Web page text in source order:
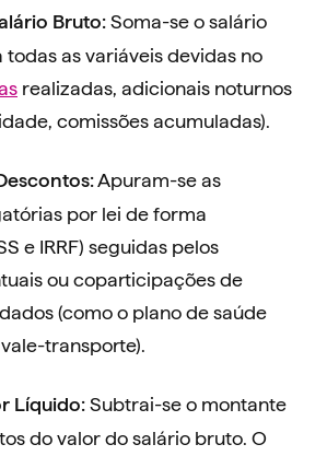
Bruto: Soma-se o salário
as variáveis devidas no
realizadas, adicionais noturnos
comissões acumuladas).
Apuram-se as
por lei de forma
e IRRF) seguidas pelos
ou coparticipações de
(como o plano de saúde
transporte).
Líquido: Subtrai-se o montante
do valor do salário bruto. O